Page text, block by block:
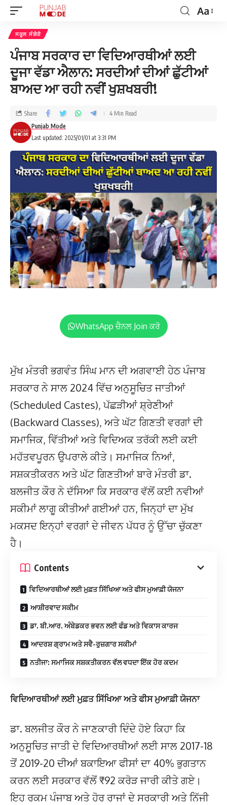
Aa
ਸਕੂਲ ਸੰਬੰਧੀ
ਪੰਜਾਬ ਸਰਕਾਰ ਦਾ ਵਿਦਿਆਰਥੀਆਂ ਲਈ
ਦੂਜਾ ਵੱਡਾ ਐਲਾਨ: ਸਰਦੀਆਂ ਦੀਆਂ ਛੁੱਟੀਆਂ
ਬਾਅਦ ਆ ਰਹੀ ਨਵੀਂ ਖੁਸ਼ਖਬਰੀ!
Last updated: 2025/01/01 at 3:31 PM
Punjab Mode
Share 4 Min Read
WhatsApp ਚੈਨਲ Join ਕਰੋ
ਮੁੱਖ ਮੰਤਰੀ ਭਗਵੰਤ ਸਿੰਘ ਮਾਨ ਦੀ ਅਗਵਾਈ ਹੇਠ ਪੰਜਾਬ
ਸਰਕਾਰ ਨੇ ਸਾਲ 2024 ਵਿੱਚ ਅਨੁਸੂਚਿਤ ਜਾਤੀਆਂ
(Scheduled Castes), ਪੱਛੜੀਆਂ ਸ਼੍ਰੇਣੀਆਂ
(Backward Classes), ਅਤੇ ਘੱਟ ਗਿਣਤੀ ਵਰਗਾਂ ਦੀ
ਸਮਾਜਿਕ, ਵਿੱਤੀਆਂ ਅਤੇ ਵਿਦਿਅਕ ਤਰੱਕੀ ਲਈ ਕਈ
ਮਹੱਤਵਪੂਰਨ ਉਪਰਾਲੇ ਕੀਤੇ। ਸਮਾਜਿਕ ਨਿਆਂ,
ਸਸ਼ਕਤੀਕਰਨ ਅਤੇ ਘੱਟ ਗਿਣਤੀਆਂ ਬਾਰੇ ਮੰਤਰੀ ਡਾ.
ਬਲਜੀਤ ਕੌਰ ਨੇ ਦੱਸਿਆ ਕਿ ਸਰਕਾਰ ਵੱਲੋਂ ਕਈ ਨਵੀਆਂ
ਸਕੀਮਾਂ ਲਾਗੂ ਕੀਤੀਆਂ ਗਈਆਂ ਹਨ, ਜਿਨ੍ਹਾਂ ਦਾ ਮੁੱਖ
ਮਕਸਦ ਇਨ੍ਹਾਂ ਵਰਗਾਂ ਦੇ ਜੀਵਨ ਪੱਧਰ ਨੂੰ ਉੱਚਾ ਚੁੱਕਣਾ
ਹੈ।
Contents
ਵਿਦਿਆਰਥੀਆਂ ਲਈ ਮੁਫ਼ਤ ਸਿੱਖਿਆ ਅਤੇ ਫੀਸ ਮੁਆਫ਼ੀ ਯੋਜਨਾ
ਆਸ਼ੀਰਵਾਦ ਸਕੀਮ
ਡਾ. ਬੀ.ਆਰ. ਅੰਬੇਡਕਰ ਭਵਨ ਲਈ ਫੰਡ ਅਤੇ ਵਿਕਾਸ ਕਾਰਜ
ਆਦਰਸ਼ ਗ੍ਰਾਮ ਅਤੇ ਸਵੈ-ਰੁਜ਼ਗਾਰ ਸਕੀਮਾਂ
ਨਤੀਜਾ: ਸਮਾਜਿਕ ਸਸ਼ਕਤੀਕਰਨ ਵੱਲ ਵਧਦਾ ਇੱਕ ਹੋਰ ਕਦਮ
ਵਿਦਿਆਰਥੀਆਂ ਲਈ ਮੁਫ਼ਤ ਸਿੱਖਿਆ ਅਤੇ ਫੀਸ ਮੁਆਫ਼ੀ ਯੋਜਨਾ
ਡਾ. ਬਲਜੀਤ ਕੌਰ ਨੇ ਜਾਣਕਾਰੀ ਦਿੰਦੇ ਹੋਏ ਕਿਹਾ ਕਿ
ਅਨੁਸੂਚਿਤ ਜਾਤੀ ਦੇ ਵਿਦਿਆਰਥੀਆਂ ਲਈ ਸਾਲ 2017-18
ਤੋਂ 2019-20 ਦੀਆਂ ਬਕਾਇਆ ਫੀਸਾਂ ਦਾ 40% ਭੁਗਤਾਨ
ਕਰਨ ਲਈ ਸਰਕਾਰ ਵੱਲੋਂ ₹92 ਕਰੋੜ ਜਾਰੀ ਕੀਤੇ ਗਏ।
ਇਹ ਰਕਮ ਪੰਜਾਬ ਅਤੇ ਹੋਰ ਰਾਜਾਂ ਦੇ ਸਰਕਾਰੀ ਅਤੇ ਨਿੱਜੀ